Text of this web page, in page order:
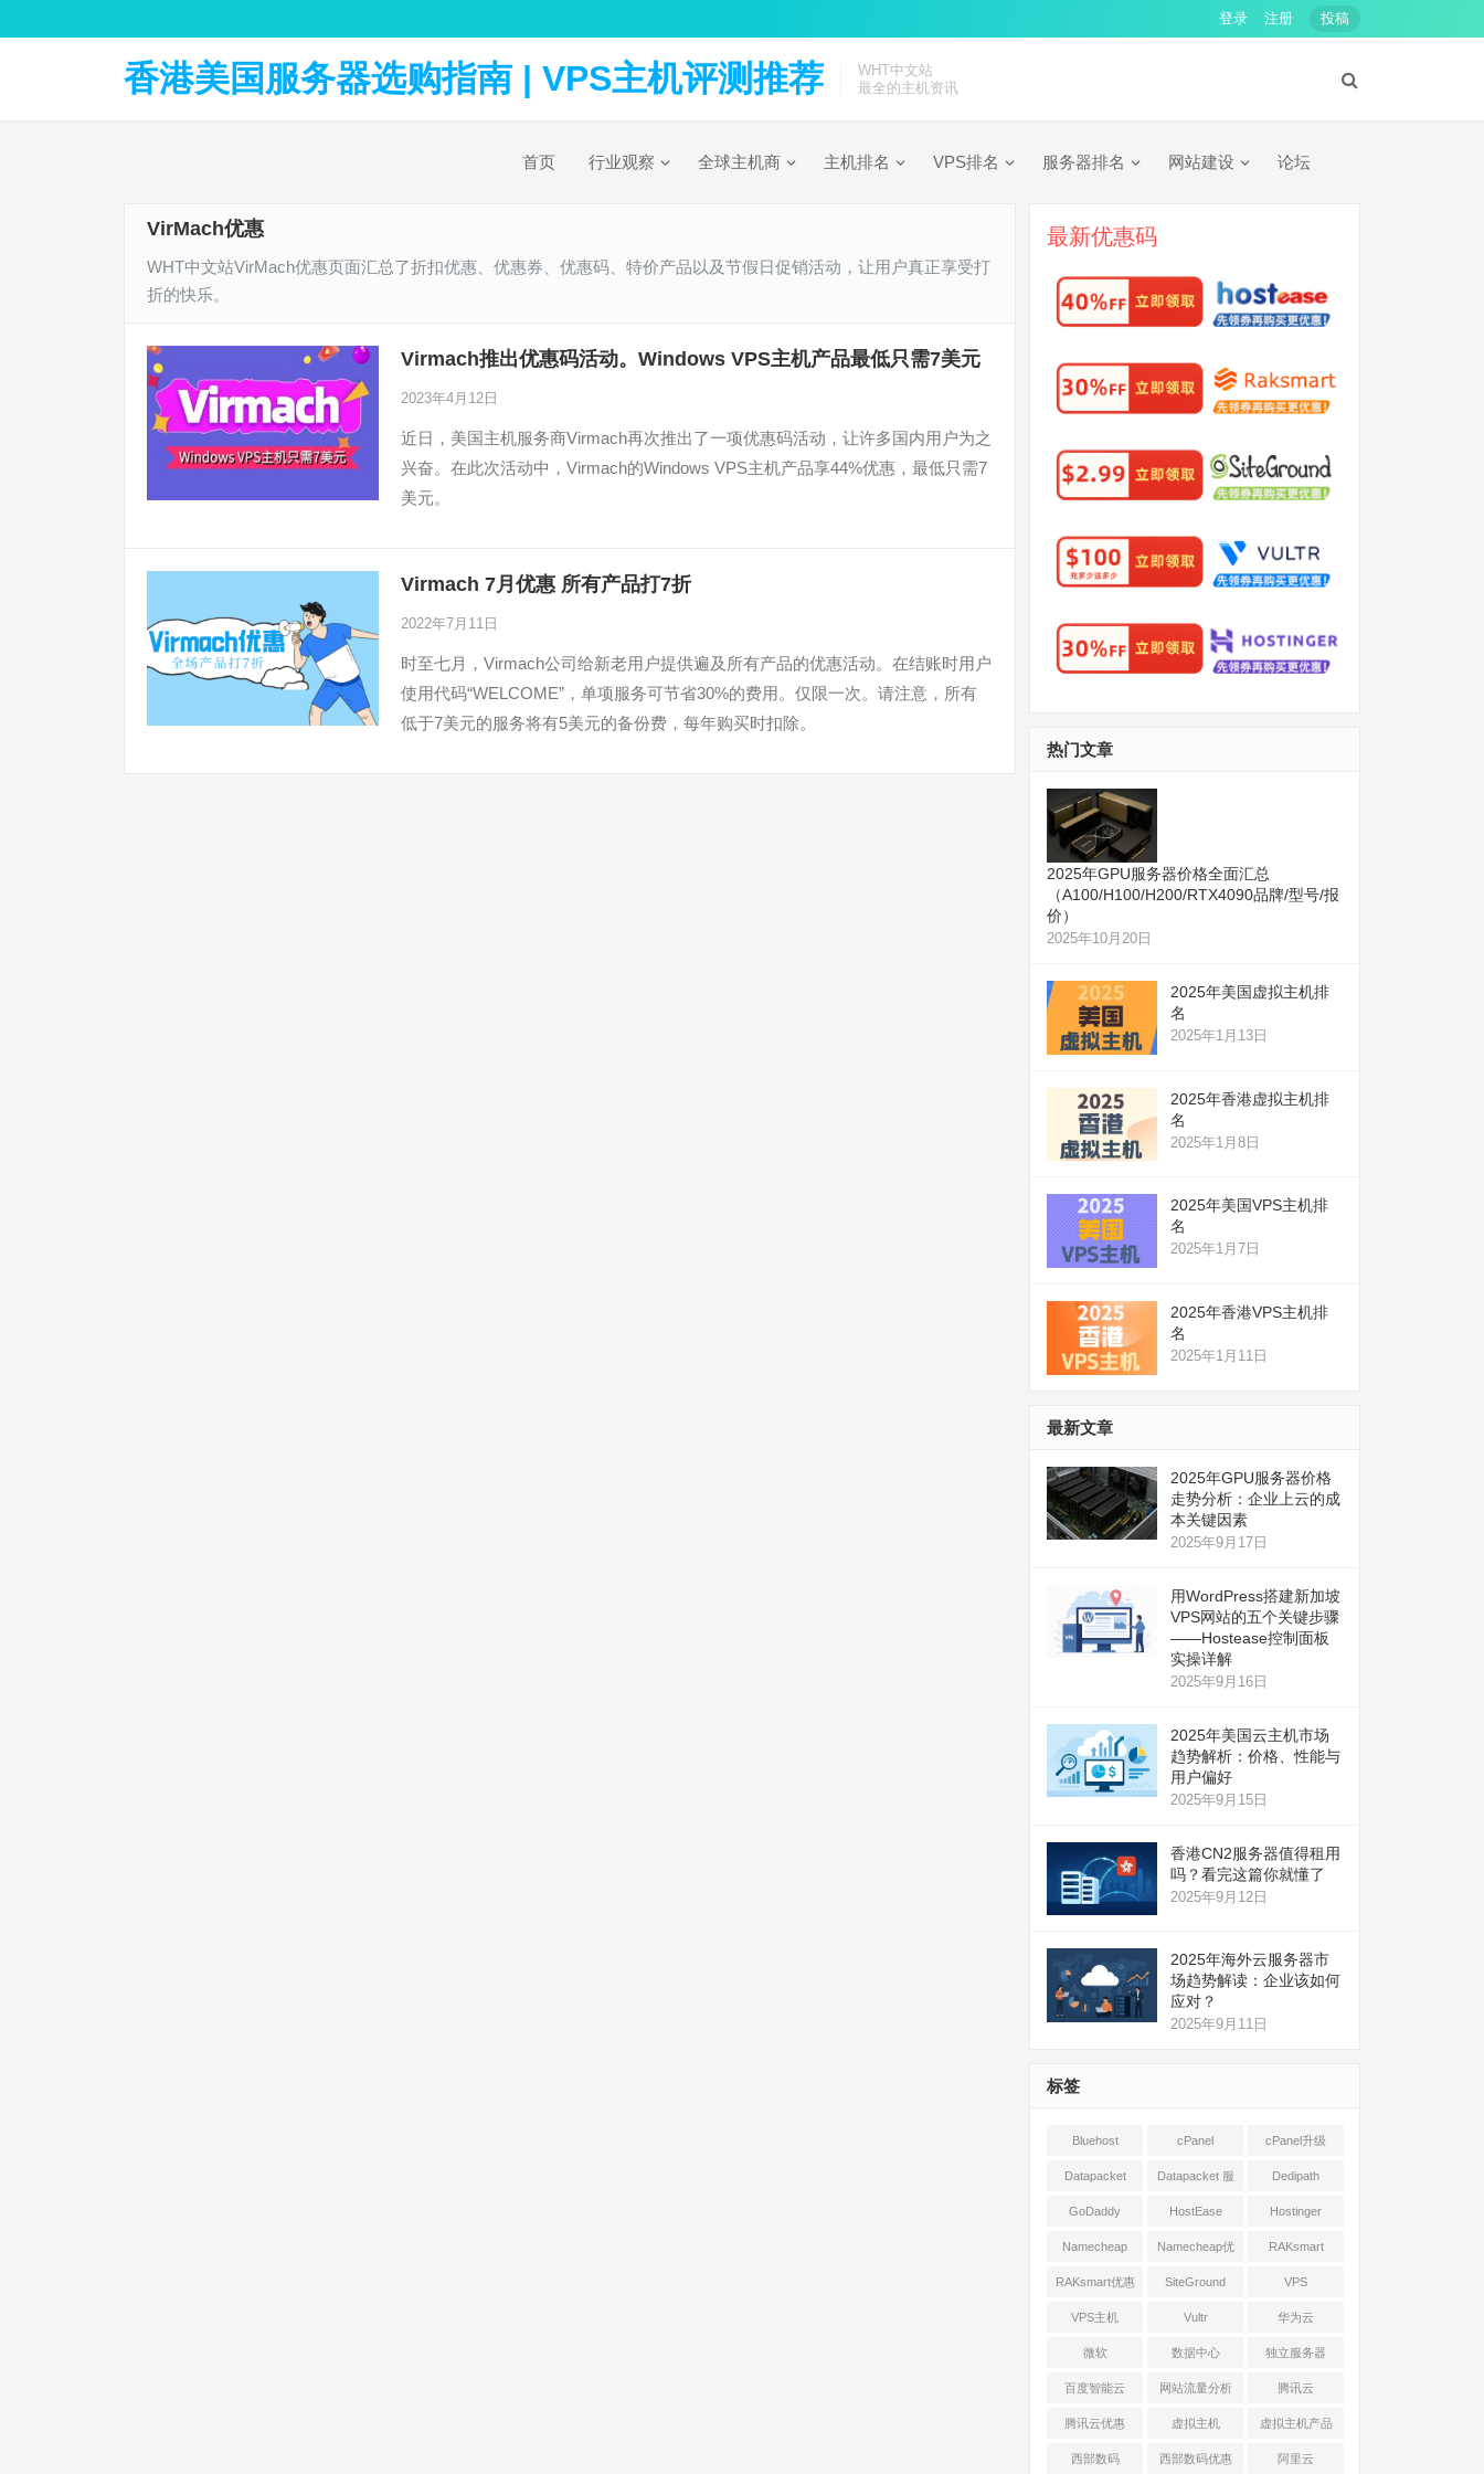
登录 注册 投稿
香港美国服务器选购指南 | VPS主机评测推荐
WHT中文站
最全的主机资讯
首页 行业观察 全球主机商 主机排名 VPS排名 服务器排名 网站建设 论坛
VirMach优惠
WHT中文站VirMach优惠页面汇总了折扣优惠、优惠券、优惠码、特价产品以及节假日促销活动，让用户真正享受打
折的快乐。
Virmach推出优惠码活动。Windows VPS主机产品最低只需7美元
2023年4月12日
近日，美国主机服务商Virmach再次推出了一项优惠码活动，让许多国内用户为之
兴奋。在此次活动中，Virmach的Windows VPS主机产品享44%优惠，最低只需7
美元。
Virmach 7月优惠 所有产品打7折
2022年7月11日
时至七月，Virmach公司给新老用户提供遍及所有产品的优惠活动。在结账时用户
使用代码“WELCOME”，单项服务可节省30%的费用。仅限一次。请注意，所有
低于7美元的服务将有5美元的备份费，每年购买时扣除。
最新优惠码
热门文章
2025年GPU服务器价格全面汇总
（A100/H100/H200/RTX4090品牌/型号/报
价）
2025年10月20日
2025年美国虚拟主机排
名
2025年1月13日
2025年香港虚拟主机排
名
2025年1月8日
2025年美国VPS主机排
名
2025年1月7日
2025年香港VPS主机排
名
2025年1月11日
最新文章
2025年GPU服务器价格
走势分析：企业上云的成
本关键因素
2025年9月17日
用WordPress搭建新加坡
VPS网站的五个关键步骤
——Hostease控制面板
实操详解
2025年9月16日
2025年美国云主机市场
趋势解析：价格、性能与
用户偏好
2025年9月15日
香港CN2服务器值得租用
吗？看完这篇你就懂了
2025年9月12日
2025年海外云服务器市
场趋势解读：企业该如何
应对？
2025年9月11日
标签
Bluehost cPanel cPanel升级
Datapacket Datapacket 服
务器
Dedipath
GoDaddy HostEase Hostinger
Namecheap Namecheap优
惠
RAKsmart
RAKsmart优惠 SiteGround VPS
VPS主机 Vultr 华为云
微软 数据中心 独立服务器
百度智能云 网站流量分析 腾讯云
腾讯云优惠 虚拟主机 虚拟主机产品
对比
西部数码 西部数码优惠 阿里云